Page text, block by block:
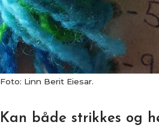
Foto: Linn Berit Eiesar.
Kan både strikkes og